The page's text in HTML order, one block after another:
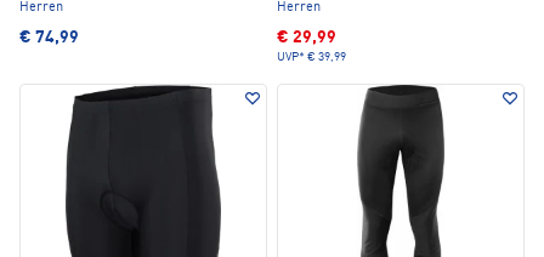
Herren
€ 74,99
Herren
€ 29,99
UVP* € 39,99